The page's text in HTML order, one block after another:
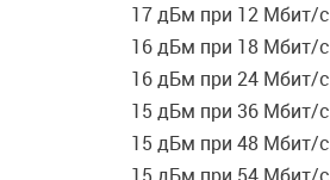
17 дБм при 12 Мбит/c
16 дБм при 18 Мбит/c
16 дБм при 24 Мбит/c
15 дБм при 36 Мбит/c
15 дБм при 48 Мбит/c